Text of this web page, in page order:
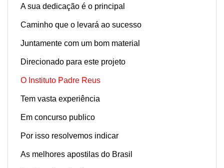
A sua dedicação é o principal
Caminho que o levará ao sucesso
Juntamente com um bom material
Direcionado para este projeto
O Instituto Padre Reus
Tem vasta experiência
Em concurso publico
Por isso resolvemos indicar
As melhores apostilas do Brasil